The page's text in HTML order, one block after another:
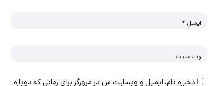
ایمیل *
وب‌ سایت
ذخیره نام، ایمیل و وبسایت من در مرورگر برای زمانی که دوباره